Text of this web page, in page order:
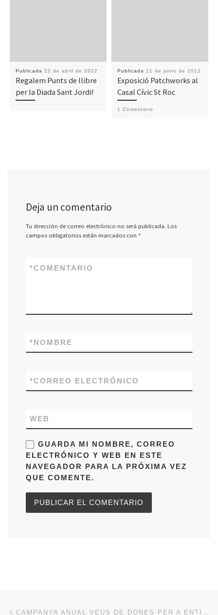
Publicada 22 de abril de 2022
Regalem Punts de llibre
per la Diada Sant Jordi!
Publicada 21 de junio de 2012
Exposició Patchworks al
Casal Cívic St Roc
1 Comentario
Deja un comentario
Tu dirección de correo electrónico no será publicada. Los
campos obligatorios están marcados con *
COMENTARIO
*
NOMBRE
*
CORREO ELECTRÓNICO
*
WEB
GUARDA MI NOMBRE, CORREO
ELECTRÓNICO Y WEB EN ESTE
NAVEGADOR PARA LA PRÓXIMA VEZ
QUE COMENTE.
Navegación de entradas